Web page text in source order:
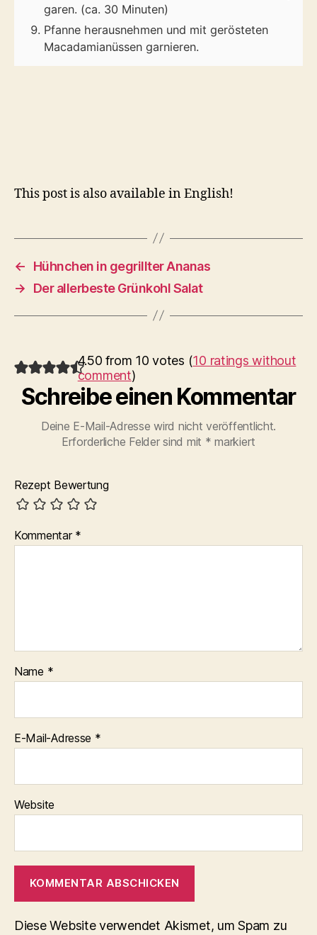
garen. (ca. 30 Minuten)
Pfanne herausnehmen und mit gerösteten
Macadamianüssen garnieren.
This post is also available in English!
←
Hühnchen in gegrillter Ananas
→
Der allerbeste Grünkohl Salat
4.50 from 10 votes (10 ratings without
comment)
Schreibe einen Kommentar
Deine E-Mail-Adresse wird nicht veröffentlicht.
Erforderliche Felder sind mit * markiert
Rezept Bewertung
Kommentar *
Name *
E-Mail-Adresse *
Website
Diese Website verwendet Akismet, um Spam zu